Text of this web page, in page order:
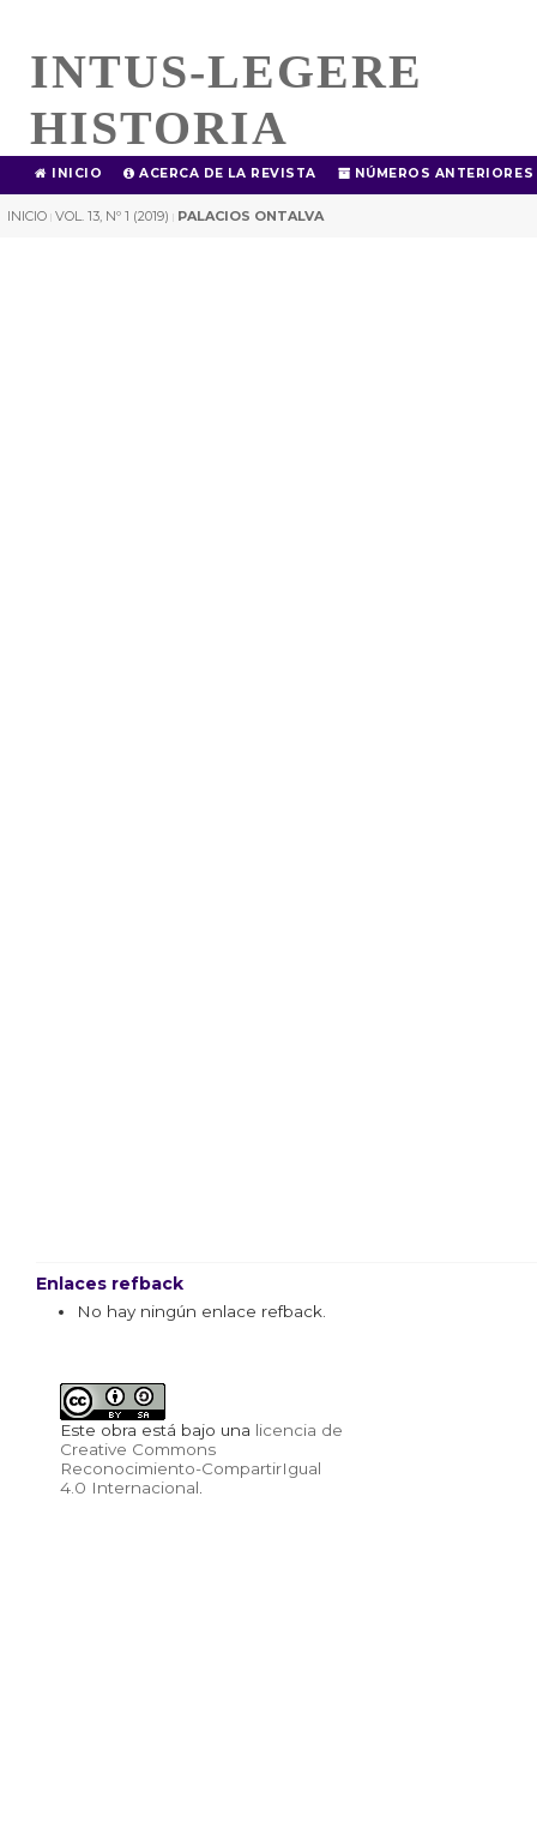
INTUS-LEGERE
HISTORIA
INICIO ACERCA DE LA REVISTA NÚMEROS ANTERIORES
INICIO | VOL. 13, Nº 1 (2019) | PALACIOS ONTALVA
Enlaces refback
No hay ningún enlace refback.
Este obra está bajo una licencia de
Creative Commons
Reconocimiento-CompartirIgual
4.0 Internacional